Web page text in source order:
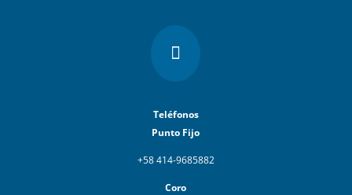

Teléfonos
Punto Fijo
+58 414-9685882
Coro